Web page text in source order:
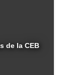
de la CEB